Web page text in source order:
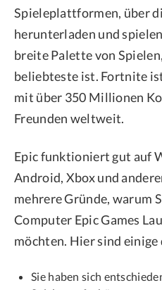
Spieleplattformen, über
herunterladen und
breite Palette von
beliebteste ist. Fortnite
mit über 350 Millionen
Freunden weltweit.
Epic funktioniert gut auf
Android, Xbox und
mehrere Gründe, warum
Computer Epic Games
möchten. Hier sind einige
Sie haben sich